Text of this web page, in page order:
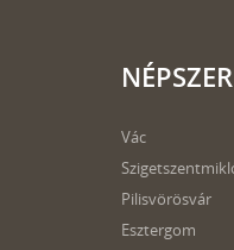
Vác
Pilisvörösvár
Esztergom